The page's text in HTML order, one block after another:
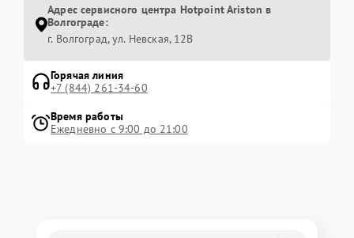
Адрес сервисного центра Hotpoint Ariston в
Волгограде:
г. Волгоград, ул. Невская, 12В
Горячая линия
+7 (844) 261-34-60
Время работы
Ежедневно с 9:00 до 21:00